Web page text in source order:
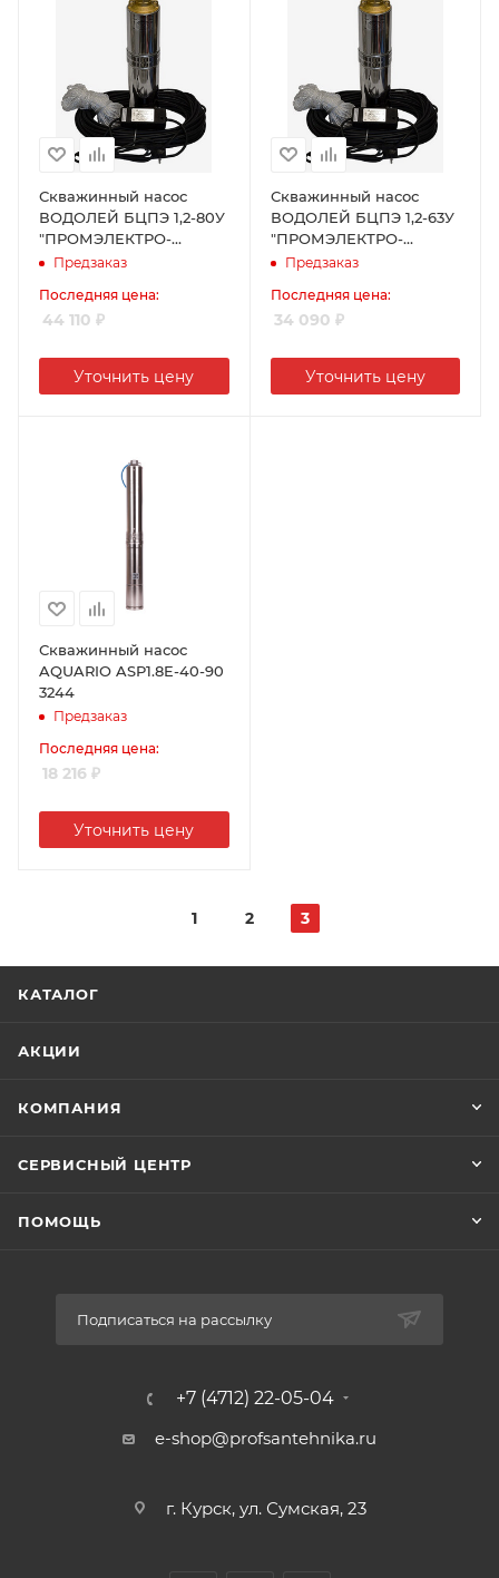
Скважинный насос
ВОДОЛЕЙ БЦПЭ 1,2-80У
"ПРОМЭЛЕКТРО-
ХАРЬКОВ"
Предзаказ
Последняя цена:
44 110 ₽
Уточнить цену
Скважинный насос
ВОДОЛЕЙ БЦПЭ 1,2-63У
"ПРОМЭЛЕКТРО-
ХАРЬКОВ"
Предзаказ
Последняя цена:
34 090 ₽
Уточнить цену
Скважинный насос
AQUARIO ASP1.8E-40-90
3244
Предзаказ
Последняя цена:
18 216 ₽
Уточнить цену
1 2 3
КАТАЛОГ
АКЦИИ
КОМПАНИЯ
СЕРВИСНЫЙ ЦЕНТР
ПОМОЩЬ
Подписаться на рассылку
+7 (4712) 22-05-04
e-shop@profsantehnika.ru
г. Курск, ул. Сумская, 23